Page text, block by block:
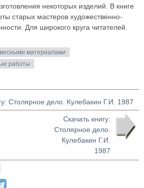
некоторых изделий. В книге
старых мастеров художественно-
Для широкого круга читателей.
материалами
работы
Столярное дело. Кулебакин Г.И. 1987
Скачать книгу:
Столярное дело.
Кулебакин Г.И.
1987